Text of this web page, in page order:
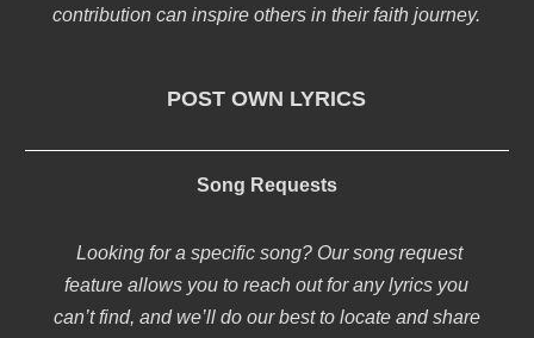
contribution can inspire others in their faith journey.
POST OWN LYRICS
Song Requests
Looking for a specific song? Our song request
feature allows you to reach out for any lyrics you
can’t find, and we’ll do our best to locate and share